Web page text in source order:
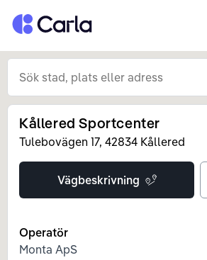
Tillbaka till startsidan
Kållered Sportcenter
Tulebovägen 17, 42834 Kållered
Vägbeskrivning
Operatör
Monta ApS